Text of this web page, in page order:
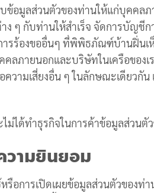
มูลส่วนตัวของท่านให้แก่บุคคลภ
าง ๆ กับท่านให้สำเร็จ จัดการบัญ
ารร้องขออื่นๆ ที่พิพิธภัณฑ์บ้านฝิ่น
ลภายนอกและบริษัทในเครือของ
วามเสี่ยงอื่น ๆ ในลักษณะเดียวกั
ได้ทำธุรกิจในการค้าข้อมูลส่วนตั
วามยินยอม
อการเปิดเผยข้อมูลส่วนตัวของท่